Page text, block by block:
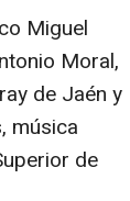
Miguel
Moral,
de Jaén y
música
de